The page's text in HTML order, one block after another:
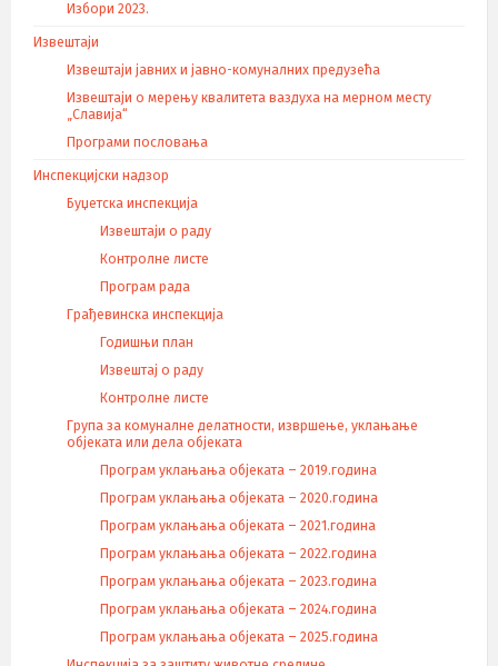
Избори 2023.
Извештаји
Извештаји јавних и јавно-комуналних предузећа
Извештаји о мерењу квалитета ваздуха на мерном месту
„Славија“
Програми пословања
Инспекцијски надзор
Буџетска инспекција
Извештаји о раду
Контролне листе
Програм рада
Грађевинска инспекција
Годишњи план
Извештај о раду
Контролне листе
Група за комуналне делатности, извршење, уклањање
објеката или дела објеката
Програм уклањања објеката – 2019.година
Програм уклањања објеката – 2020.година
Програм уклањања објеката – 2021.година
Програм уклањања објеката – 2022.година
Програм уклањања објеката – 2023.година
Програм уклањања објеката – 2024.година
Програм уклањања објеката – 2025.година